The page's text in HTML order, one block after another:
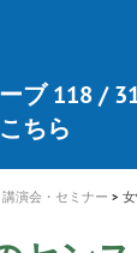
クス フ
ちら
ノロジー
リジ）ブロ
る
ティオン®
ミ for DH
ブ 118 /
ちら
ト新発売
講演会・セミナー